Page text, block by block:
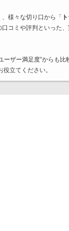
様々な切り口から「
コミや評判といった
ーザー満足度”からも比
役立てください。